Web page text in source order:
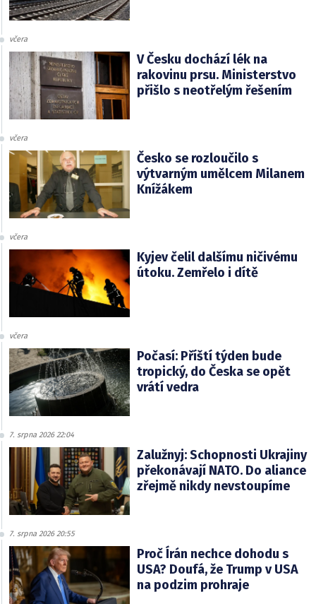
včera
V Česku dochází lék na
rakovinu prsu. Ministerstvo
přišlo s neotřelým řešením
včera
Česko se rozloučilo s
výtvarným umělcem Milanem
Knížákem
včera
Kyjev čelil dalšímu ničivému
útoku. Zemřelo i dítě
včera
Počasí: Příští týden bude
tropický, do Česka se opět
vrátí vedra
7. srpna 2026 22:04
Zalužnyj: Schopnosti Ukrajiny
překonávají NATO. Do aliance
zřejmě nikdy nevstoupíme
7. srpna 2026 20:55
Proč Írán nechce dohodu s
USA? Doufá, že Trump v USA
na podzim prohraje